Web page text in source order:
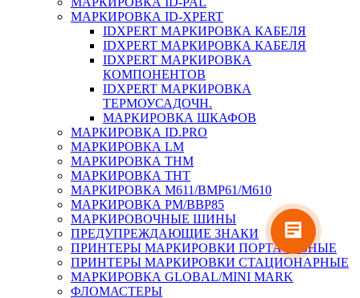
МАРКИРОВКА ID-XPERT
IDXPERT МАРКИРОВКА КАБЕЛЯ
IDXPERT МАРКИРОВКА КАБЕЛЯ
IDXPERT МАРКИРОВКА
КОМПОНЕНТОВ
IDXPERT МАРКИРОВКА
ТЕРМОУСАДОЧН.
МАРКИРОВКА ШКАФОВ
МАРКИРОВКА ID.PRO
МАРКИРОВКА LM
МАРКИРОВКА THM
МАРКИРОВКА THT
МАРКИРОВКА M611/BMP61/M610
МАРКИРОВКА PM/BBP85
МАРКИРОВОЧНЫЕ ШИНЫ
ПРЕДУПРЕЖДАЮЩИЕ ЗНАКИ
ПРИНТЕРЫ МАРКИРОВКИ ПОРТАТИВНЫЕ
ПРИНТЕРЫ МАРКИРОВКИ СТАЦИОНАРНЫЕ
МАРКИРОВКА GLOBAL/MINI MARK
ФЛОМАСТЕРЫ